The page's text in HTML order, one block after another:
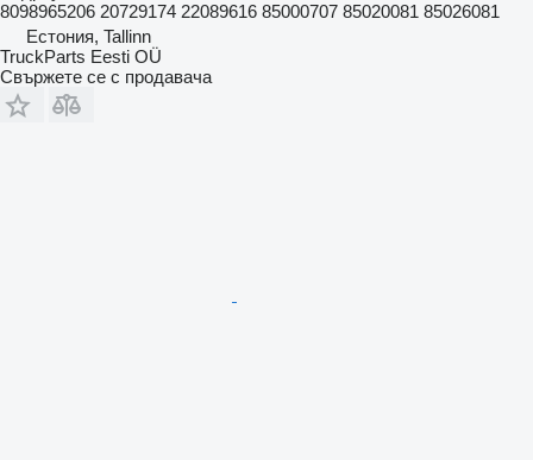
8098965206 20729174 22089616 85000707 85020081 85026081
Естония, Tallinn
TruckParts Eesti OÜ
Свържете се с продавача